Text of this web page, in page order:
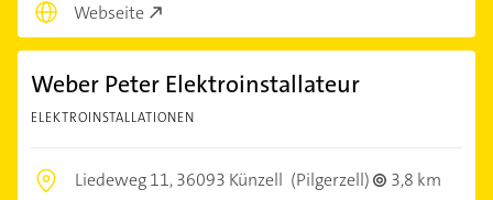
Webseite
Weber Peter Elektroinstallateur
ELEKTROINSTALLATIONEN
Liedeweg 11,36093 Künzell (Pilgerzell) 3,8 km